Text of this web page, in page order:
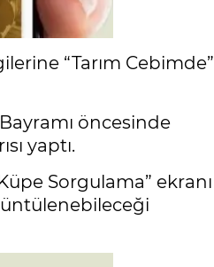
“Tarım Cebimde”
öncesinde
yaptı.
Sorgulama” ekranı